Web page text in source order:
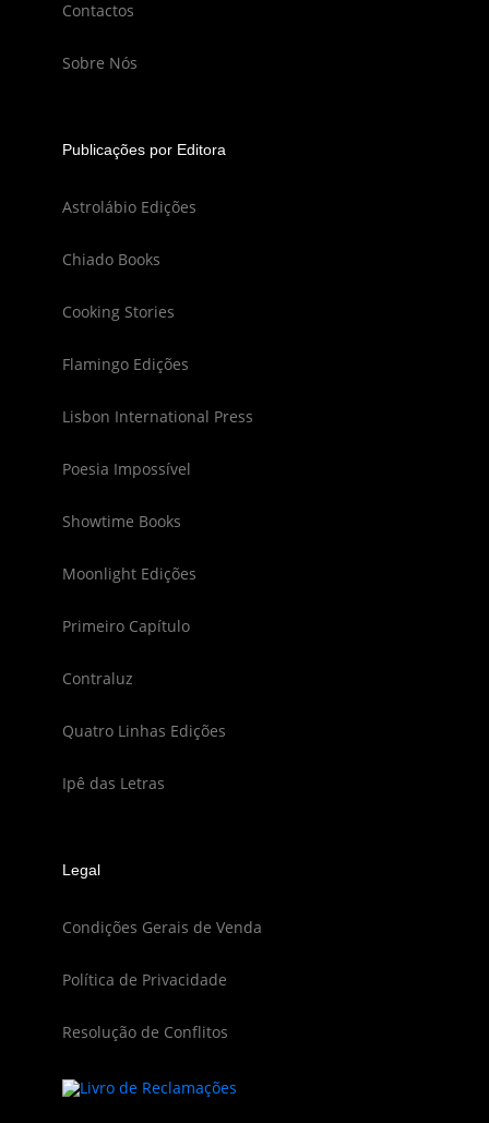
Contactos
Sobre Nós
Publicações por Editora
Astrolábio Edições
Chiado Books
Cooking Stories
Flamingo Edições
Lisbon International Press
Poesia Impossível
Showtime Books
Moonlight Edições
Primeiro Capítulo
Contraluz
Quatro Linhas Edições
Ipê das Letras
Legal
Condições Gerais de Venda
Política de Privacidade
Resolução de Conflitos